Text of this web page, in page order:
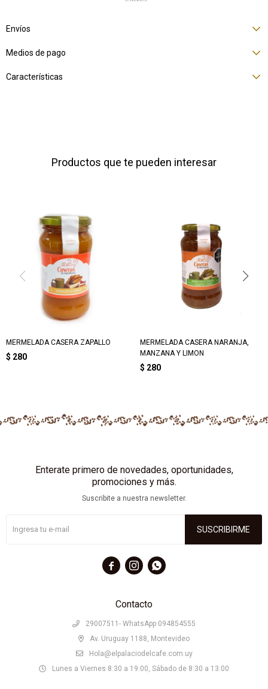
Envíos
Medios de pago
Características
Productos que te pueden interesar
MERMELADA CASERA ZAPALLO
$ 280
MERMELADA CASERA NARANJA,
MANZANA Y LIMON
$ 280
Contacto
29007511- WhatsApp 094854555
Av. Uruguay 1188, Montevideo
Hola@elpalaciodelcafe.com.uy
Lunes a Viernes 8:30 a 19:00, Sábado de 8:30 a 13:00
Enterate primero de novedades, oportunidades,
promociones y más.
Suscribite a nuestra newsletter.
SUSCRIBIRME
  